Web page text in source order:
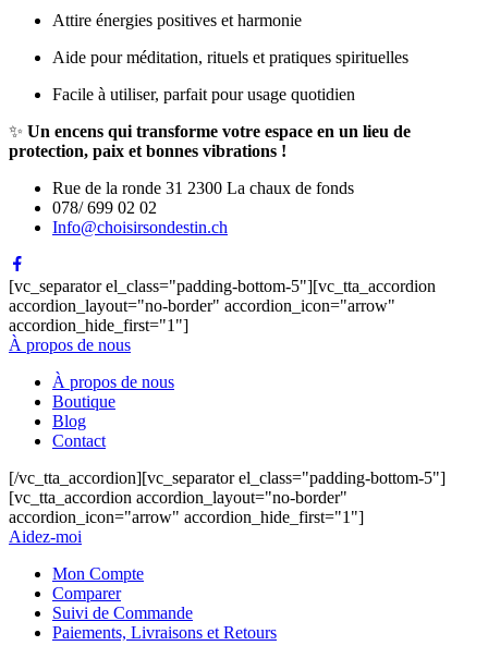
Attire énergies positives et harmonie
Aide pour méditation, rituels et pratiques spirituelles
Facile à utiliser, parfait pour usage quotidien
✨ Un encens qui transforme votre espace en un lieu de
protection, paix et bonnes vibrations !
Rue de la ronde 31 2300 La chaux de fonds
078/ 699 02 02
Info@choisirsondestin.ch
[vc_separator el_class="padding-bottom-5"][vc_tta_accordion
accordion_layout="no-border" accordion_icon="arrow"
accordion_hide_first="1"]
À propos de nous
À propos de nous
Boutique
Blog
Contact
[/vc_tta_accordion][vc_separator el_class="padding-bottom-5"]
[vc_tta_accordion accordion_layout="no-border"
accordion_icon="arrow" accordion_hide_first="1"]
Aidez-moi
Mon Compte
Comparer
Suivi de Commande
Paiements, Livraisons et Retours